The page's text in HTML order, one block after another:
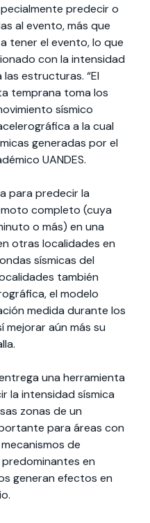
predecir o
al evento, más que
tener el evento, lo que
con la intensidad
estructuras. “El
temprana toma los
sísmico
a la cual
generadas por el
UANDES.
para predecir la
completo (cuya
o más) en una
otras localidades en
sísmicas del
también
el modelo
medida durante los
mejorar aún más su
una herramienta
la intensidad sísmica
zonas de un
para áreas con
de
en
generan efectos en